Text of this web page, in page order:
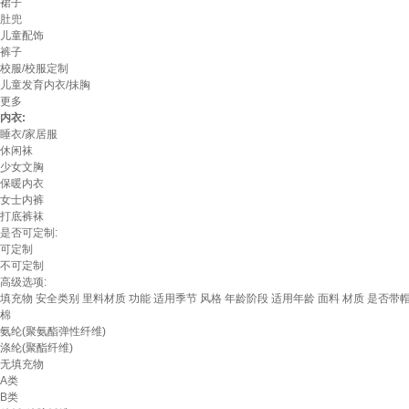
裙子
肚兜
儿童配饰
裤子
校服/校服定制
儿童发育内衣/抹胸
更多
内衣:
睡衣/家居服
休闲袜
少女文胸
保暖内衣
女士内裤
打底裤袜
是否可定制:
可定制
不可定制
高级选项:
填充物 安全类别 里料材质 功能 适用季节 风格 年龄阶段 适用年龄 面料 材质 是否带
棉
氨纶(聚氨酯弹性纤维)
涤纶(聚酯纤维)
无填充物
A类
B类